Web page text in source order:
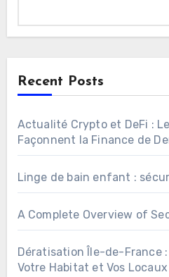
Recent Posts
Actualité Crypto et DeFi :
Façonnent la Finance de
Linge de bain enfant :
A Complete Overview of
Dératisation Île-de-France
Votre Habitat et Vos Locaux